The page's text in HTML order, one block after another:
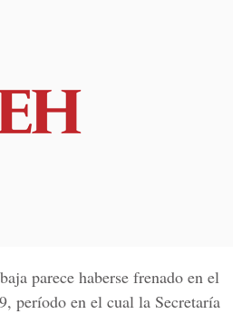
parece haberse frenado en el
período en el cual la Secretaría